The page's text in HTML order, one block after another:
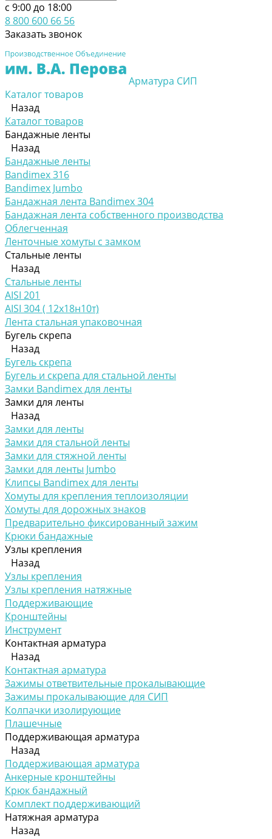
c 9:00 до 18:00
8 800 600 66 56
Заказать звонок
Арматура СИП
Каталог товаров
Назад
Каталог товаров
Бандажные ленты
Назад
Бандажные ленты
Bandimex 316
Bandimex Jumbo
Бандажная лента Bandimex 304
Бандажная лента собственного производства
Облегченная
Ленточные хомуты с замком
Стальные ленты
Назад
Стальные ленты
AISI 201
AISI 304 ( 12х18н10т)
Лента стальная упаковочная
Бугель скрепа
Назад
Бугель скрепа
Бугель и скрепа для стальной ленты
Замки Bandimex для ленты
Замки для ленты
Назад
Замки для ленты
Замки для стальной ленты
Замки для стяжной ленты
Замки для ленты Jumbo
Клипсы Bandimex для ленты
Хомуты для крепления теплоизоляции
Хомуты для дорожных знаков
Предварительно фиксированный зажим
Крюки бандажные
Узлы крепления
Назад
Узлы крепления
Узлы крепления натяжные
Поддерживающие
Кронштейны
Инструмент
Контактная арматура
Назад
Контактная арматура
Зажимы ответвительные прокалывающие
Зажимы прокалывающие для СИП
Колпачки изолирующие
Плашечные
Поддерживающая арматура
Назад
Поддерживающая арматура
Анкерные кронштейны
Крюк бандажный
Комплект поддерживающий
Натяжная арматура
Назад